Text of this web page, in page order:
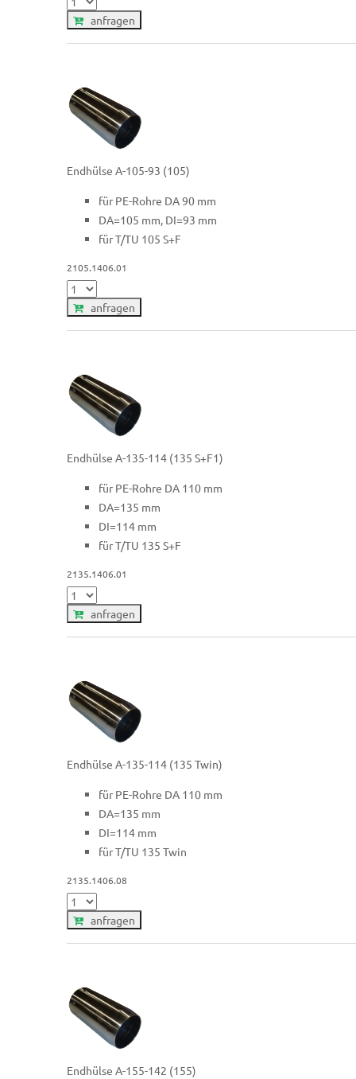
anfragen
Endhülse A-105-93 (105)
für PE-Rohre DA 90 mm
DA=105 mm, DI=93 mm
für T/TU 105 S+F
2105.1406.01
anfragen
Endhülse A-135-114 (135 S+F1)
für PE-Rohre DA 110 mm
DA=135 mm
DI=114 mm
für T/TU 135 S+F
2135.1406.01
anfragen
Endhülse A-135-114 (135 Twin)
für PE-Rohre DA 110 mm
DA=135 mm
DI=114 mm
für T/TU 135 Twin
2135.1406.08
anfragen
Endhülse A-155-142 (155)